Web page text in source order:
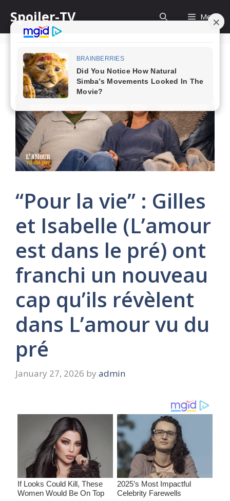
content
Spoiler-TV Menu
“Pour la vie” : Gilles
et Isabelle (L’amour
est dans le pré) ont
franchi un nouveau
cap qu’ils révèlent
dans L’amour vu du
pré
January 27, 2026 by admin